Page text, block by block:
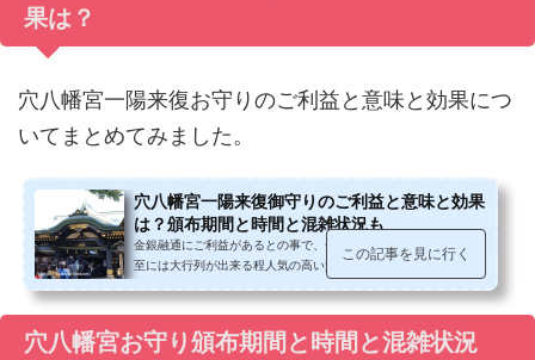
果は？
穴八幡宮一陽来復お守りのご利益と意味と効果につ
いてまとめてみました。
穴八幡宮一陽来復御守りのご利益と意味と効果
は？頒布期間と時間と混雑状況も
金銀融通にご利益があるとの事で、一陽来復お守り頒布初日の冬
至には大行列が出来る程人気の高い穴八幡宮。私も数年間授かり
この記事を見に行く
穴八幡宮お守り頒布期間と時間と混雑状況